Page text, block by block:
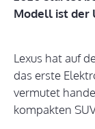
Modell ist der
Lexus hat auf
das erste
vermutet
kompakten